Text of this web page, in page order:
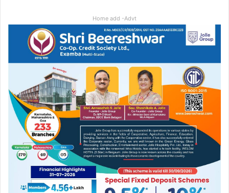
Home add -Advt